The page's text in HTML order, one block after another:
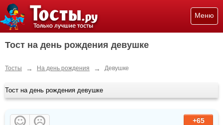
Меню
Тост на день рождения девушке
Тосты → На день рождения → Девушке
Тост на день рождения девушке
+65